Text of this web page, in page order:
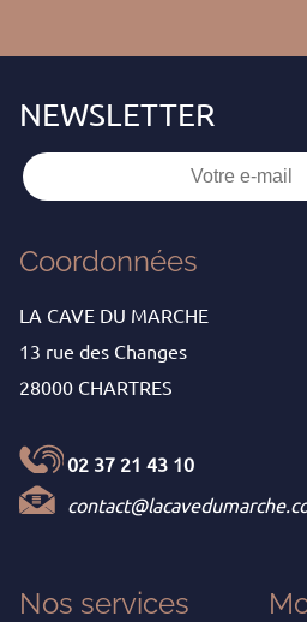
Coordonnées
LA CAVE DU MARCHE
13 rue des Changes
28000 CHARTRES
02 37 21 43 10
Nos services